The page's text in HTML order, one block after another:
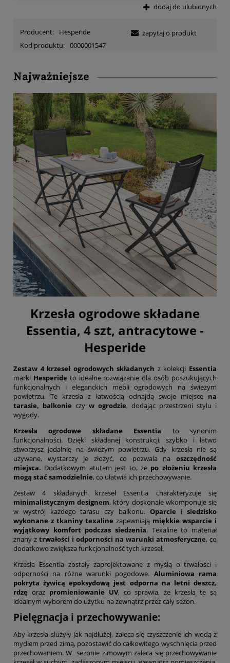
dodaj do ulubionych
Producent:
Hesperide
Kod produktu: 0000001547
zapytaj o produkt
Najważniejsze
Krzesła ogrodowe składane
Essentia, 4 szt, antracytowe -
Hesperide
Zestaw 4 krzeseł ogrodowych składanych z kolekcji Essentia
marki Hesperide to idealne rozwiązanie dla osób poszukujących
funkcjonalnych i eleganckich mebli ogrodowych na świeżym
powietrzu. Te krzesła z łatwością odnajdą swoje miejsce na
tarasie, balkonie czy w ogrodzie, dodając przestrzeni stylu i
wygody.
Krzesła ogrodowe składane Essentia to synonim
funkcjonalności. Dzięki składanej konstrukcji, szybko i łatwo
stworzysz jadalnię na świeżym powietrzu. Gdy krzesła nie są
używane, wystarczy je złożyć, co pozwala na oszczędność
miejsca. Dodatkowym atutem jest to, że po złożeniu krzesła
mogą stać samodzielnie, co ułatwia ich przechowywanie.
Zestaw 4 składanych krzeseł Essentia charakteryzuje się
minimalistycznym designem, który doskonale wkomponuje się
w wystrój każdego tarasu czy balkonu. Oparcie i siedzisko
wykonane z tkaniny texaline zapewniają miękkie wsparcie i
wyjątkowy komfort podczas siedzenia. Texaline to materiał
znany z trwałości i odporności na warunki atmosferyczne, co
dodatkowo zwiększa funkcjonalność tych krzeseł.
Krzesła Essentia zostały zaprojektowane z myślą o trwałości i
odporności na różne warunki pogodowe. Aluminiowa rama
pokryta żywicą epoksydową jest odporna na letni deszcz,
rdzę orazpromieniowanie UV, co sprawia, że krzesła te są
idealnym wyborem do użytku na zewnątrz przez cały sezon.
Pielęgnacja i przechowywanie:
Aby krzesła służyły jak najdłużej, zaleca się czyszczenie ich wodą z
mydłem przed zimą, pozostawić do całkowitego wyschnięcia przed
przechowaniem. W sezonie zimowym zaleca się przechowywanie